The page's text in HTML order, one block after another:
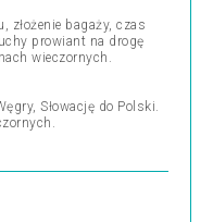
złożenie bagaży, czas
prowiant na drogę
wieczornych.
Słowację do Polski.